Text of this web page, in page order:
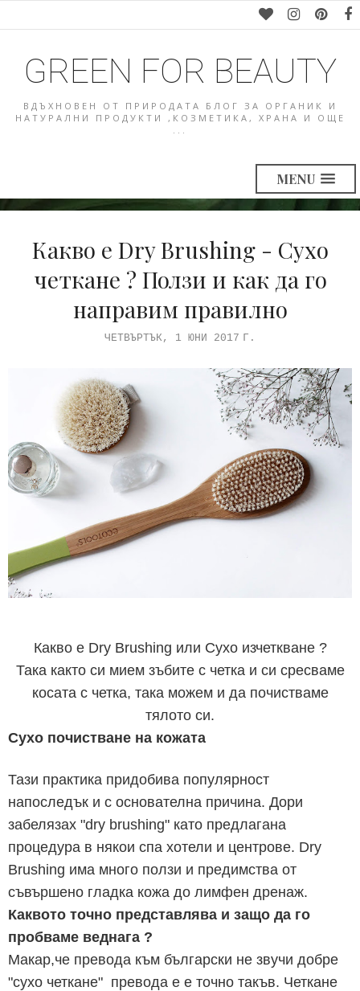
GREEN FOR BEAUTY
ВДЪХНОВЕН ОТ ПРИРОДАТА БЛОГ ЗА ОРГАНИК И
НАТУРАЛНИ ПРОДУКТИ ,КОЗМЕТИКА, ХРАНА И ОЩЕ
...
MENU
Какво е Dry Brushing - Сухо
четкане ? Ползи и как да го
направим правилно
ЧЕТВЪРТЪК, 1 ЮНИ 2017 Г.
Какво е Dry Brushing или Сухо изчеткване ?
Така както си мием зъбите с четка и си сресваме
косата с четка, така можем и да почистваме
тялото си.
Сухо почистване на кожата
Тази практика придобива популярност
напоследък и с основателна причина. Дори
забелязах "dry brushing" като предлагана
процедура в някои спа хотели и центрове. Dry
Brushing има много ползи и предимства от
съвършено гладка кожа до лимфен дренаж.
Каквото точно представлява и защо да го
пробваме веднага ?
Макар,че превода към български не звучи добре
"сухо четкане" превода е е точно такъв. Четкане